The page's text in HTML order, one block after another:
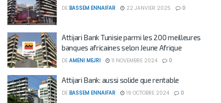
DE BASSEM ENNAIFAR 22 JANVIER 2025 0
Attijari Bank Tunisie parmi les 200 meilleures
banques africaines selon Jeune Afrique
DE AMENI MEJRI 11 NOVEMBRE 2024 0
Attijari Bank: aussi solide que rentable
DE BASSEM ENNAIFAR 19 OCTOBRE 2024 0